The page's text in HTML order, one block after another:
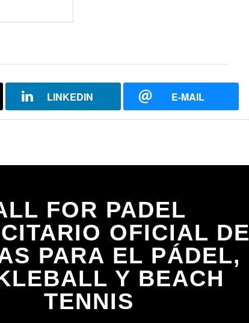
LINKEDIN E-MAIL
FOR PADEL
OFICIAL DE
PARA EL PÁDEL,
Y BEACH
TENNIS